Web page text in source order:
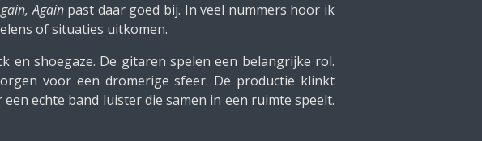
Againpast daar goed bij. In veel nummers hoor ik
of situaties uitkomen.
en shoegaze. De gitaren spelen een belangrijke rol.
voor een dromerige sfeer. De productie klinkt
echte band luister die samen in een ruimte speelt.